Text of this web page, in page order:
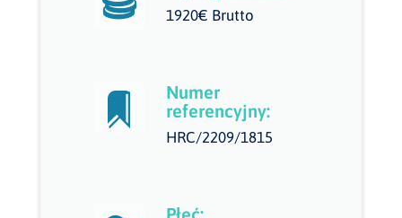
1920€ Brutto
Numer
referencyjny:
HRC/2209/1815